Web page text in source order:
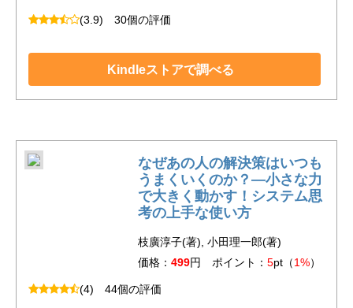
(3.9) 30個の評価
Kindleストアで調べる
なぜあの人の解決策はいつも
うまくいくのか？―小さな力
で大きく動かす！システム思
考の上手な使い方
枝廣淳子(著), 小田理一郎(著)
価格： 499円 ポイント： 5pt（1%）
(4) 44個の評価